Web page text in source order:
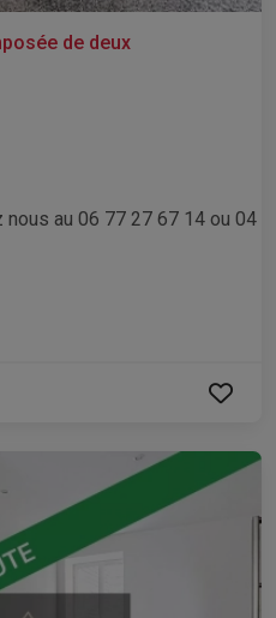
de deux
au 06 77 27 67 14 ou 04